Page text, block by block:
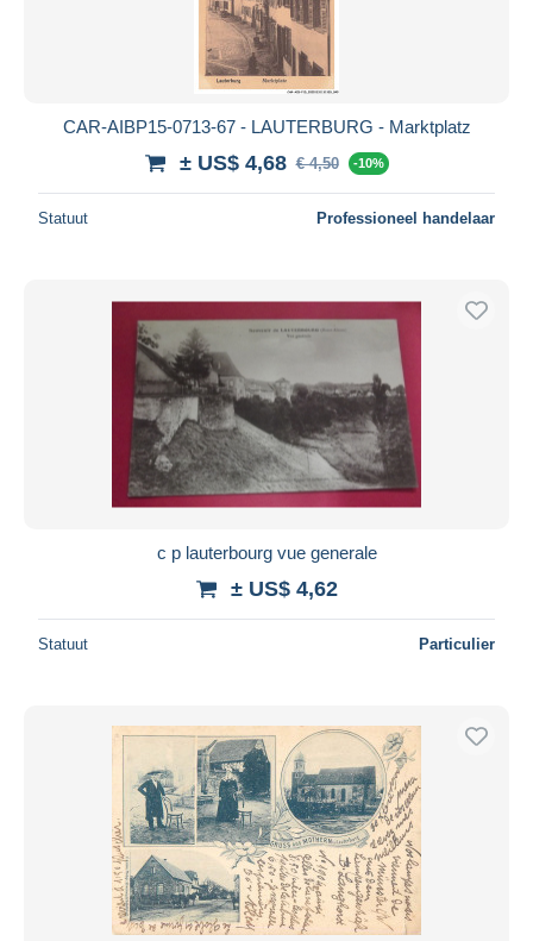
CAR-AIBP15-0713-67 - LAUTERBURG - Marktplatz
± US$ 4,68 € 4,50 -10%
Statuut Professioneel handelaar
c p lauterbourg vue generale
± US$ 4,62
Statuut Particulier